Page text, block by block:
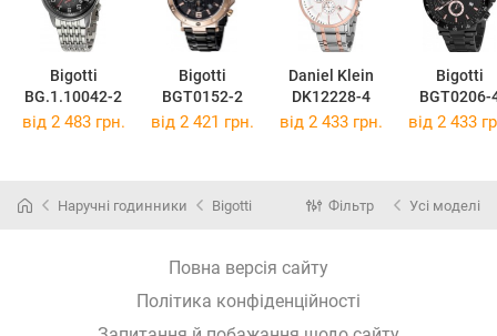
Bigotti
BG.1.10042-2
Bigotti
BGT0152-2
Daniel Klein
DK12228-4
Bigotti
BGT0206-
від 2 483 грн. від 2 421 грн. від 2 433 грн. від 2 433
Наручні годинники Bigotti Фільтр Усі моделі
Повна версія сайту
Політика конфіденційності